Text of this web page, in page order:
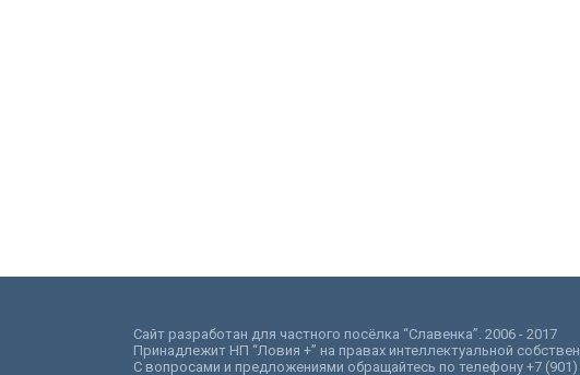
Сайт разработан для частного посёлка “Славенка”. 2006 - 2017
Принадлежит НП “Ловия +” на правах интеллектуальной
С вопросами и предложениями обращайтесь по телефону +7